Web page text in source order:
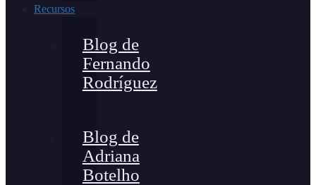
Recursos
Blog de
Fernando
Rodríguez
Blog de
Adriana
Botelho